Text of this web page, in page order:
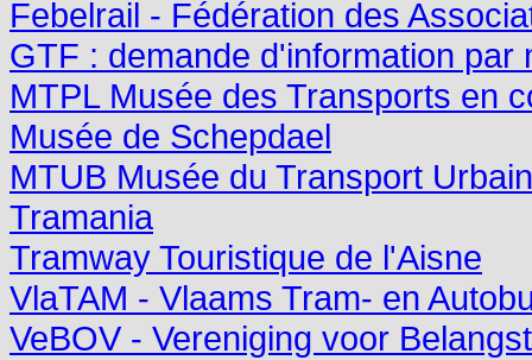
Febelrail - Fédération des
GTF : demande d'information par
MTPL Musée des Transports en
Musée de Schepdael
MTUB Musée du Transport
Tramania
Tramway Touristique de l'Aisne
VlaTAM - Vlaams Tram- en
VeBOV - Vereniging voor